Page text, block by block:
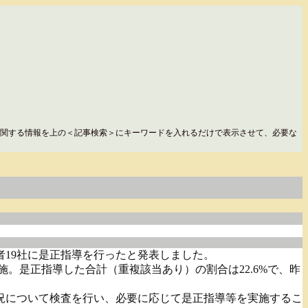
する情報を上の＜記事検索＞にキーワードを入れるだけで表示させて、必要な
社に是正指導を行ったと発表しました。
是正指導した合計（重複該当あり）の割合は22.6%で、昨
ついて検査を行い、必要に応じて是正指導等を実施するこ